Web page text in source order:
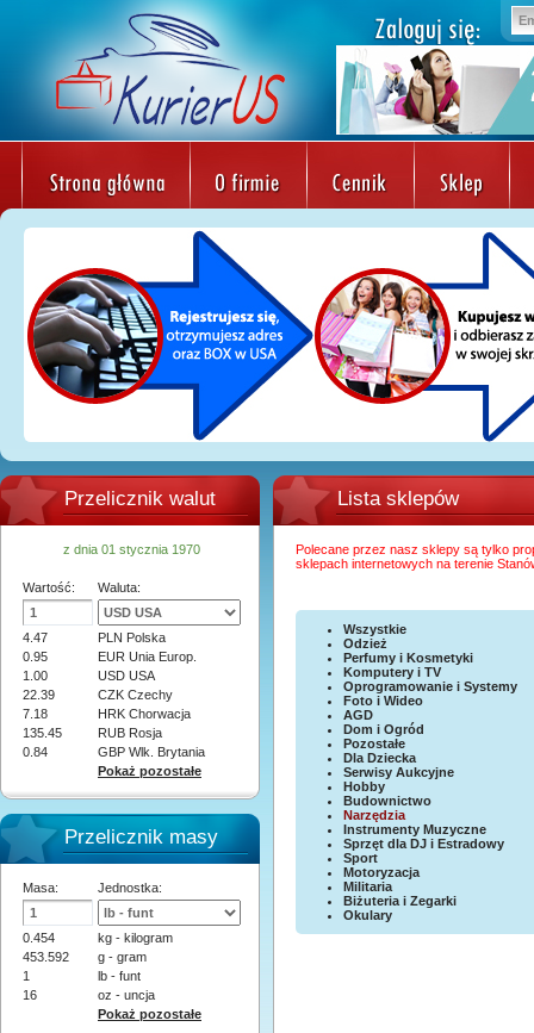
Przelicznik walut
z dnia 01 stycznia 1970
Wartość: Waluta:
4.47
PLN Polska
0.95
EUR Unia Europ.
1.00
USD USA
22.39
CZK Czechy
7.18
HRK Chorwacja
135.45
RUB Rosja
0.84
GBP Wlk. Brytania
Pokaż pozostałe
Lista sklepów
Polecane przez nasz sklepy są tylko
sklepach internetowych na terenie
Wszystkie
Odzież
Perfumy i Kosmetyki
Komputery i TV
Oprogramowanie i Systemy
Foto i Wideo
AGD
Dom i Ogród
Pozostałe
Dla Dziecka
Serwisy Aukcyjne
Hobby
Budownictwo
Narzędzia
Instrumenty Muzyczne
Sprzęt dla DJ i Estradowy
Sport
Motoryzacja
Militaria
Biżuteria i Zegarki
Okulary
Przelicznik masy
Masa: Jednostka:
0.454
kg - kilogram
453.592
g - gram
1
lb - funt
16
oz - uncja
Pokaż pozostałe